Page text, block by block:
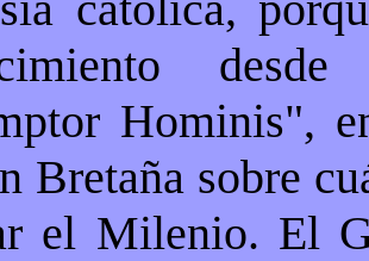
Hominis",
Bretaña sobre
el Milenio. El